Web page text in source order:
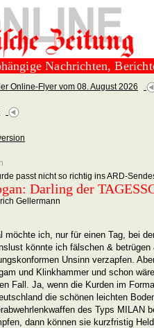
Nachrichten,
Online-Flyer vom 08. August 2026
passt nicht so richtig ins ARD-
Darling der
Gellermann
möchte ich, nur für einen Tag, bei
könnte ich fälschen &
Unsinn verzapfen.
und Klinkhammer und schon
Fall. Ja, wenn die Kurden im
die schönen leichten
des Typs MILAN
dann können sie kurzfristig